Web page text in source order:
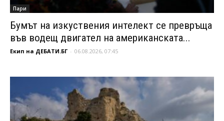
Пари
Бумът на изкуствения интелект се превръща
във водещ двигател на американската...
Екип на ДЕБАТИ.БГ - 06.08.2026, 07:45